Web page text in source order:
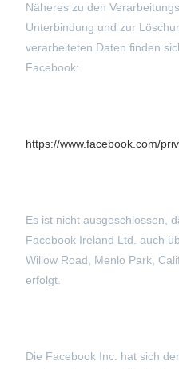
Näheres zu den
Unterbindung und zur
verarbeiteten Daten finden
Facebook:
https://www.facebook.com/
Es ist nicht ausgeschlossen,
Facebook Ireland Ltd. auch
Willow Road, Menlo Park,
erfolgt.
Die Facebook Inc. hat sich